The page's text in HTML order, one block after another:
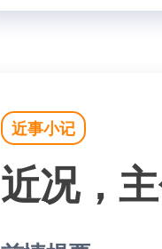
近事小记
近况，